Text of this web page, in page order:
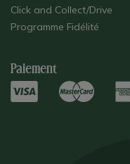
Click and Collect/Drive
Programme Fidélité
Paiement